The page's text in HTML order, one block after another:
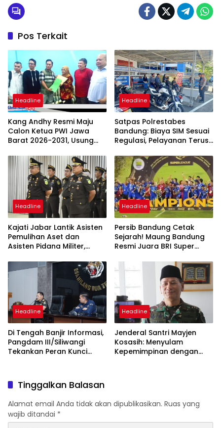
Pos Terkait
Headline
Kang Andhy Resmi Maju
Calon Ketua PWI Jawa
Barat 2026-2031, Usung
Headline
Satpas Polrestabes
Bandung: Biaya SIM Sesuai
Regulasi, Pelayanan Terus
Headline
Kajati Jabar Lantik Asisten
Pemulihan Aset dan
Asisten Pidana Militer,
Profesional
Headline
Persib Bandung Cetak
Sejarah! Maung Bandung
Resmi Juara BRI Super
Hattrick Gelar Liga
Headline
Di Tengah Banjir Informasi,
Pangdam III/Siliwangi
Tekankan Peran Kunci
Headline
Jenderal Santri Mayjen
Kosasih: Menyulam
Kepemimpinan dengan
Tinggalkan Balasan
Alamat email Anda tidak akan dipublikasikan. Ruas yang
wajib ditandai *